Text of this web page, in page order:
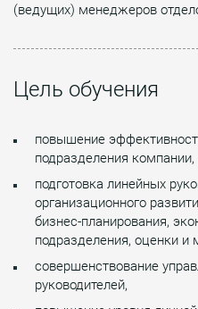
(ведущих) менеджеров
Цель обучения
повышение
подразделения компании,
подготовка линейных
организационного
бизнес-планирования,
подразделения, оценки и
совершенствование
руководителей,